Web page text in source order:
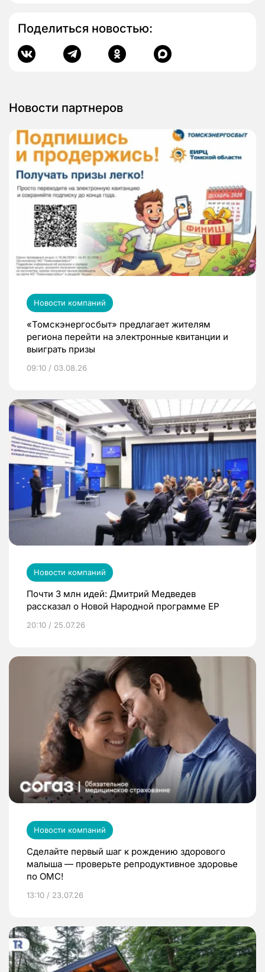
Поделиться новостью:
Новости партнеров
Новости компаний
«Томскэнергосбыт» предлагает жителям
региона перейти на электронные квитанции и
выиграть призы
09:10 / 03.08.26
Новости компаний
Почти 3 млн идей: Дмитрий Медведев
рассказал о Новой Народной программе ЕР
20:10 / 25.07.26
Новости компаний
Сделайте первый шаг к рождению здорового
малыша — проверьте репродуктивное здоровье
по ОМС!
13:10 / 23.07.26